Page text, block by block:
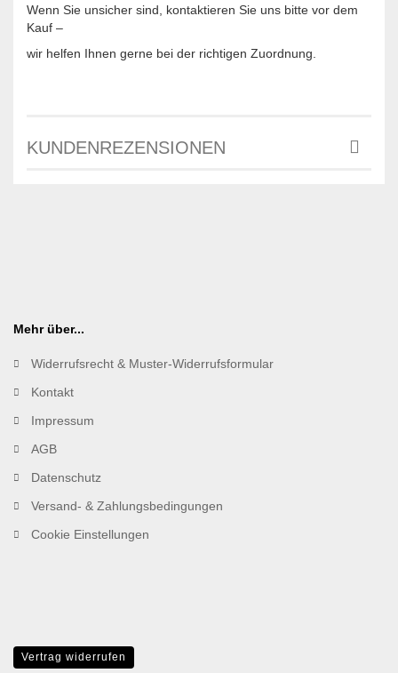
Wenn Sie unsicher sind, kontaktieren Sie uns bitte vor dem
Kauf –
wir helfen Ihnen gerne bei der richtigen Zuordnung.
KUNDENREZENSIONEN
Mehr über...
Widerrufsrecht & Muster-Widerrufsformular
Kontakt
Impressum
AGB
Datenschutz
Versand- & Zahlungsbedingungen
Cookie Einstellungen
Vertrag widerrufen